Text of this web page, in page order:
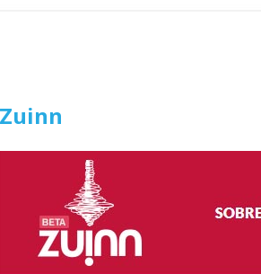
Zuinn